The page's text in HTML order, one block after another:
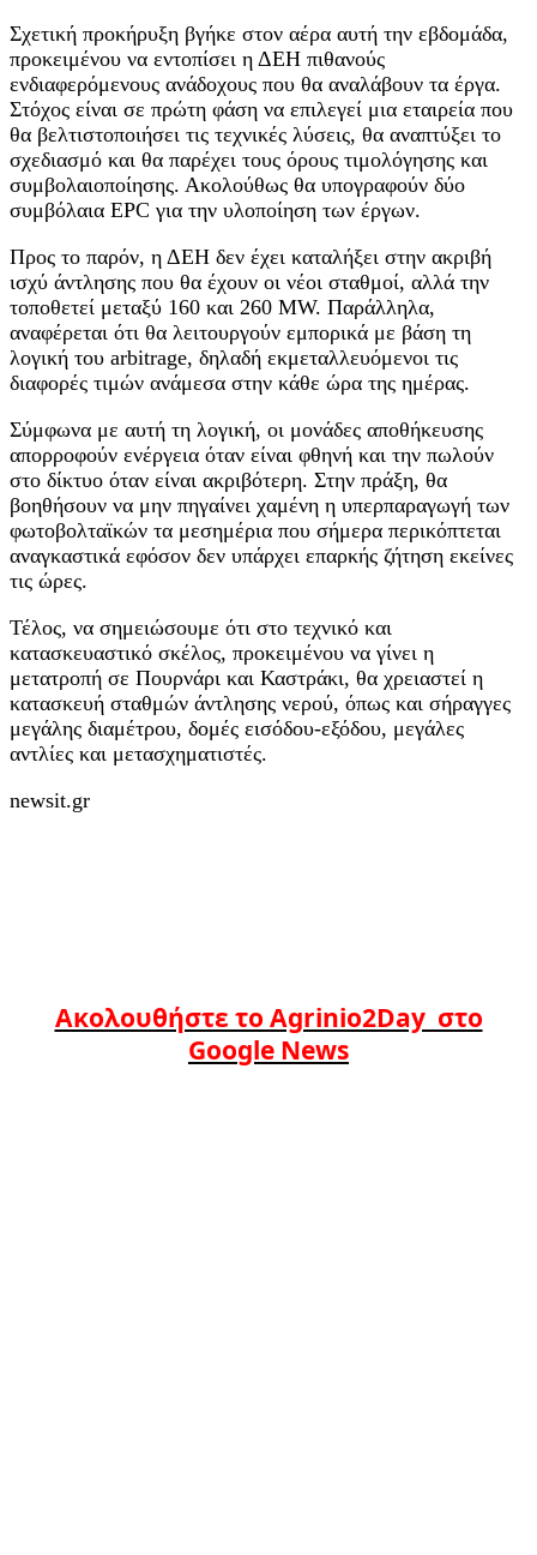
Σχετική προκήρυξη βγήκε στον αέρα αυτή την εβδομάδα,
προκειμένου να εντοπίσει η ΔΕΗ πιθανούς
ενδιαφερόμενους ανάδοχους που θα αναλάβουν τα έργα.
Στόχος είναι σε πρώτη φάση να επιλεγεί μια εταιρεία που
θα βελτιστοποιήσει τις τεχνικές λύσεις, θα αναπτύξει το
σχεδιασμό και θα παρέχει τους όρους τιμολόγησης και
συμβολαιοποίησης. Ακολούθως θα υπογραφούν δύο
συμβόλαια EPC για την υλοποίηση των έργων.
Προς το παρόν, η ΔΕΗ δεν έχει καταλήξει στην ακριβή
ισχύ άντλησης που θα έχουν οι νέοι σταθμοί, αλλά την
τοποθετεί μεταξύ 160 και 260 MW. Παράλληλα,
αναφέρεται ότι θα λειτουργούν εμπορικά με βάση τη
λογική του arbitrage, δηλαδή εκμεταλλευόμενοι τις
διαφορές τιμών ανάμεσα στην κάθε ώρα της ημέρας.
Σύμφωνα με αυτή τη λογική, οι μονάδες αποθήκευσης
απορροφούν ενέργεια όταν είναι φθηνή και την πωλούν
στο δίκτυο όταν είναι ακριβότερη. Στην πράξη, θα
βοηθήσουν να μην πηγαίνει χαμένη η υπερπαραγωγή των
φωτοβολταϊκών τα μεσημέρια που σήμερα περικόπτεται
αναγκαστικά εφόσον δεν υπάρχει επαρκής ζήτηση εκείνες
τις ώρες.
Τέλος, να σημειώσουμε ότι στο τεχνικό και
κατασκευαστικό σκέλος, προκειμένου να γίνει η
μετατροπή σε Πουρνάρι και Καστράκι, θα χρειαστεί η
κατασκευή σταθμών άντλησης νερού, όπως και σήραγγες
μεγάλης διαμέτρου, δομές εισόδου-εξόδου, μεγάλες
αντλίες και μετασχηματιστές.
newsit.gr
Ακολουθήστε το Agrinio2Day στο
Google News